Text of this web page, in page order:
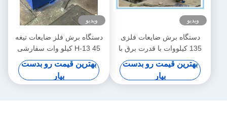
ویدیو
دستگاه برش ضایعات فلزی
135 کیلووات با قدرت برق با
سرعت بالا قابل تنظیم
بهترین قیمت رو بدست
بیار
ویدیو
دستگاه برش فلز ضایعات تیغه
H-13 45 کیلو وات سفارشی
کردن رنگ
بهترین قیمت رو بدست
بیار